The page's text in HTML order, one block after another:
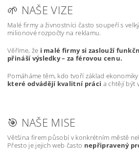
🌱 NAŠE VIZE
Malé firmy a živnostníci často soupeří s
milionové rozpočty na reklamu.
Věříme, že i malé firmy si zaslouží
přináší výsledky – za férovou cenu.
Pomáháme těm, kdo tvoří základ ekonomiky
které odvádějí kvalitní práci a chtějí být
🎯 NAŠE MISE
Většina firem působí v konkrétním městě
Přesto je jejich web často nepřipravený